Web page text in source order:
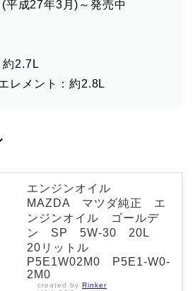
平成27年3月)～発売中
約2.7L
レメント：約2.8L
エンジンオイル
MAZDA マツダ純正 エ
ンジンオイル ゴールデ
ン SP 5W-30 20L
20リットル
P5E1W02M0 P5E1-W0-
2M0
created by Rinker